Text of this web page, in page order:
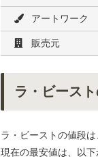
アートワーク
販売元
ラ・ビース
ラ・ビーストの値段は
現在の最安値は、以下